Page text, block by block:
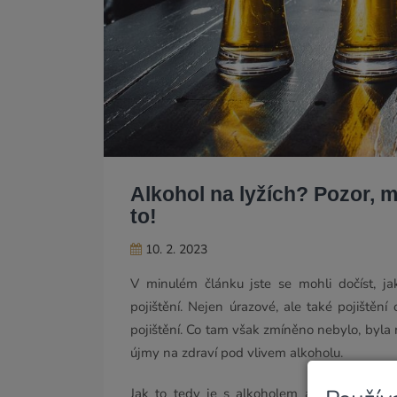
Alkohol na lyžích? Pozor,
to!
10. 2. 2023
V minulém článku jste se mohli dočíst,
pojištění. Nejen úrazové, ale také
pojištění. Co tam však zmíněno nebylo,
újmy na zdraví pod vlivem alkoholu.